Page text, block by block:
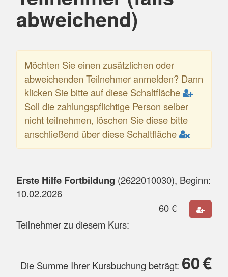
abweichend)
Möchten Sie einen zusätzlichen oder
abweichenden Teilnehmer anmelden? Dann
klicken Sie bitte auf diese Schaltfläche
Soll die zahlungspflichtige Person selber
nicht teilnehmen, löschen Sie diese bitte
anschließend über diese Schaltfläche
Erste Hilfe Fortbildung (2622010030), Beginn:
10.02.2026
60€
Teilnehmer zu diesem Kurs:
Die Summe Ihrer Kursbuchung beträgt: 60€